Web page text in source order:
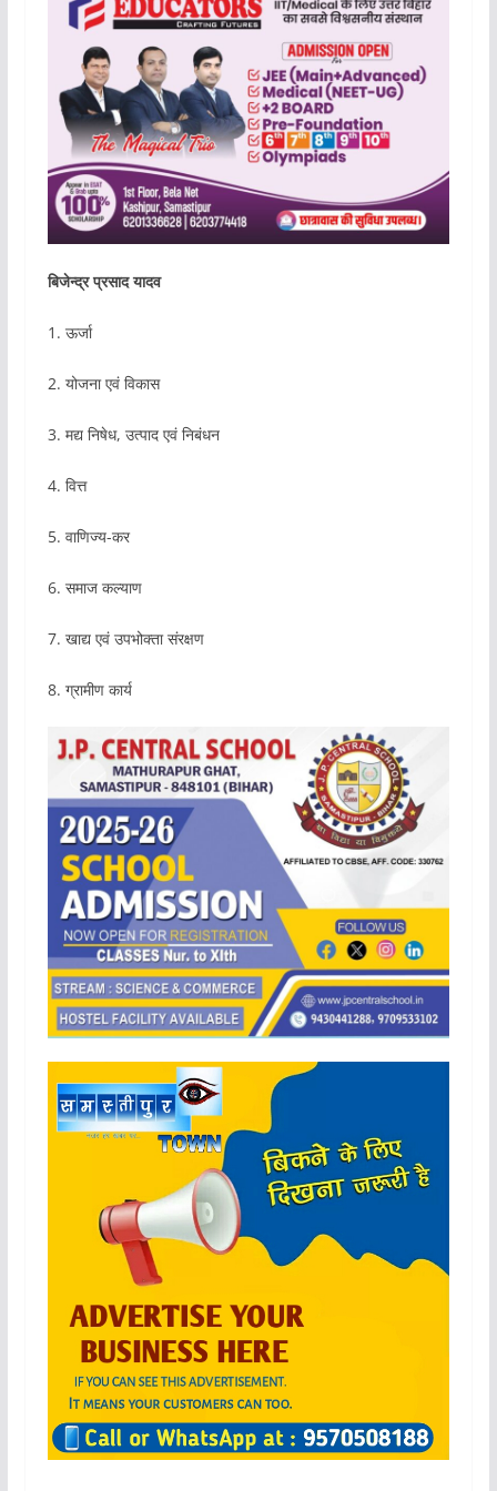
बिजेन्द्र प्रसाद यादव
1. ऊर्जा
2. योजना एवं विकास
3. मद्य निषेध, उत्पाद एवं निबंधन
4. वित्त
5. वाणिज्य-कर
6. समाज कल्याण
7. खाद्य एवं उपभोक्ता संरक्षण
8. ग्रामीण कार्य